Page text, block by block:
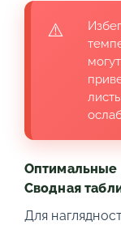
Оптимальные
Сводная
Для